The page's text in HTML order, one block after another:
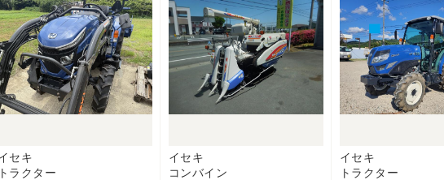
セキ
トラクター
イセキ
コンバイン
イセキ
トラクター